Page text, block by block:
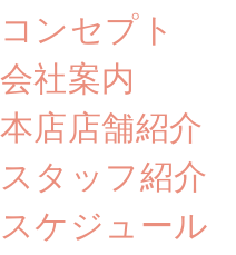
コンセプト
会社案内
本店店舗紹介
スタッフ紹介
スケジュール